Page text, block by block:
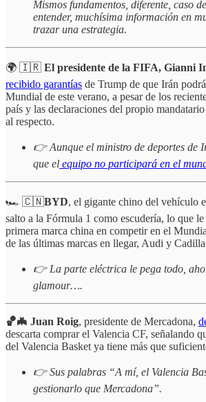
Mismos fundamentos, diferente, caso
entender, muchísima información en
trazar una estrategia.
🌍 🇮🇷 El presidente de la FIFA, Gianni
recibido garantías de Trump de que Irán
Mundial de este verano, a pesar de los
país y las declaraciones del propio
al respecto.
👉 Aunque el ministro de deportes de
que el equipo no participará en el
🏎️ 🇨🇳BYD, el gigante chino del vehículo
salto a la Fórmula 1 como escudería, lo que
primera marca china en competir en el
de las últimas marcas en llegar, Audi y
👉 La parte eléctrica le pega todo,
glamour….
🏀🦇 Juan Roig, presidente de Mercadona,
descarta comprar el Valencia CF, señalando
del Valencia Basket ya tiene más que
👉 Sus palabras “A mí, el Valencia
gestionarlo que Mercadona”.